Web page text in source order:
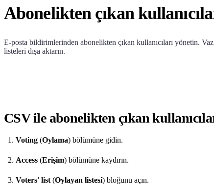
Abonelikten çıkan
E-posta bildirimlerinden abonelikten çıkan kullanıcıları yönetin.
listeleri dışa aktarın.
CSV ile abonelikten çıkan
Voting (Oylama) bölümüne gidin.
Access (Erişim) bölümüne kaydırın.
Voters' list (Oylayan listesi) bloğunu açın.